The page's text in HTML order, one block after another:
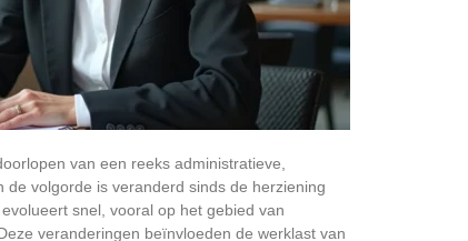
van een reeks administratieve,
volgorde is veranderd sinds de herziening
snel, vooral op het gebied van
veranderingen beïnvloeden de werklast van